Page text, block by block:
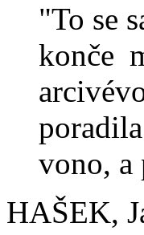
"To se
konče
vono, a
HAŠEK,